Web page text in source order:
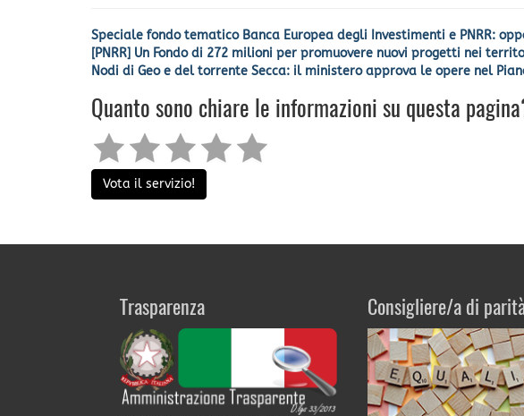
Speciale fondo tematico Banca Europea degli Investimenti e PNRR:
[PNRR] Un Fondo di 272 milioni per promuovere nuovi progetti nei
Nodi di Geo e del torrente Secca: il ministero approva le opere nel
Quanto sono chiare le informazioni su questa
Vota il servizio!
Trasparenza Consigliere/a di